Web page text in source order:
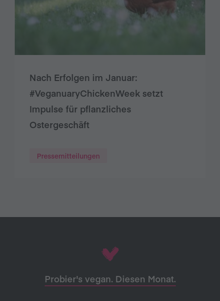
Nach Erfolgen im Januar:
#VeganuaryChickenWeek setzt
Impulse für pflanzliches
Ostergeschäft
Pressemitteilungen
Probier's vegan. Diesen Monat.